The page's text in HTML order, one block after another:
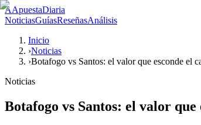
AApuestaDiaria
NoticiasGuíasReseñasAnálisis
Inicio
›Noticias
›Botafogo vs Santos: el valor que esconde el
Noticias
Botafogo vs Santos: el valor que